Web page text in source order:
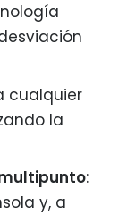
cualquier
la
:
y, a